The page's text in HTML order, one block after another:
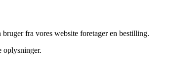
fra vores website foretager en bestilling.
oplysninger.